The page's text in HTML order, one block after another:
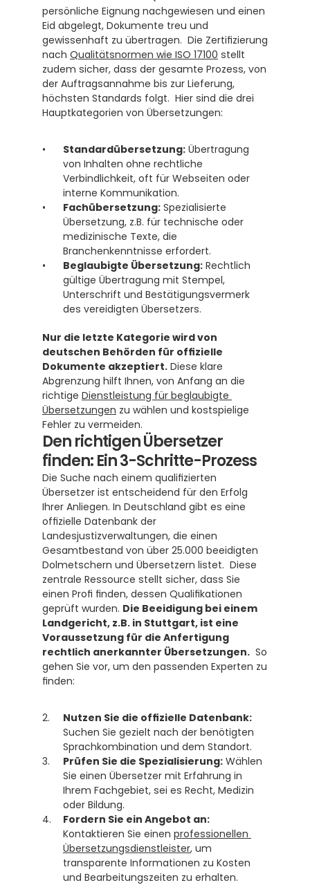
persönliche Eignung nachgewiesen und einen
Eid abgelegt, Dokumente treu und
gewissenhaft zu übertragen.  Die Zertifizierung
nach Qualitätsnormen wie ISO 17100 stellt
zudem sicher, dass der gesamte Prozess, von
der Auftragsannahme bis zur Lieferung,
höchsten Standards folgt.  Hier sind die drei
Hauptkategorien von Übersetzungen:
Standardübersetzung: Übertragung
von Inhalten ohne rechtliche
Verbindlichkeit, oft für Webseiten oder
interne Kommunikation.
Fachübersetzung: Spezialisierte
Übersetzung, z.B. für technische oder
medizinische Texte, die
Branchenkenntnisse erfordert.
Beglaubigte Übersetzung: Rechtlich
gültige Übertragung mit Stempel,
Unterschrift und Bestätigungsvermerk
des vereidigten Übersetzers.
Nur die letzte Kategorie wird von
deutschen Behörden für offizielle
Dokumente akzeptiert. Diese klare
Abgrenzung hilft Ihnen, von Anfang an die
richtige Dienstleistung für beglaubigte
Übersetzungen zu wählen und kostspielige
Fehler zu vermeiden.
Den richtigen Übersetzer
finden: Ein 3-Schritte-Prozess
Die Suche nach einem qualifizierten
Übersetzer ist entscheidend für den Erfolg
Ihrer Anliegen. In Deutschland gibt es eine
offizielle Datenbank der
Landesjustizverwaltungen, die einen
Gesamtbestand von über 25.000 beeidigten
Dolmetschern und Übersetzern listet.  Diese
zentrale Ressource stellt sicher, dass Sie
einen Profi finden, dessen Qualifikationen
geprüft wurden. Die Beeidigung bei einem
Landgericht, z.B. in Stuttgart, ist eine
Voraussetzung für die Anfertigung
rechtlich anerkannter Übersetzungen.
  So
gehen Sie vor, um den passenden Experten zu
finden:
Nutzen Sie die offizielle Datenbank:
Suchen Sie gezielt nach der benötigten
Sprachkombination und dem Standort.
Prüfen Sie die Spezialisierung: Wählen
Sie einen Übersetzer mit Erfahrung in
Ihrem Fachgebiet, sei es Recht, Medizin
oder Bildung.
Fordern Sie ein Angebot an:
Kontaktieren Sie einen professionellen
Übersetzungsdienstleister, um
transparente Informationen zu Kosten
und Bearbeitungszeiten zu erhalten.